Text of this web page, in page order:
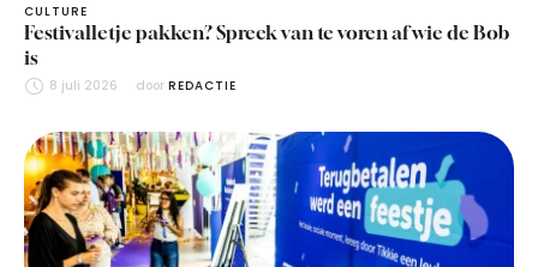
CULTURE
Festivalletje pakken? Spreek van te voren af wie de Bob
is
8 juli 2026 door REDACTIE